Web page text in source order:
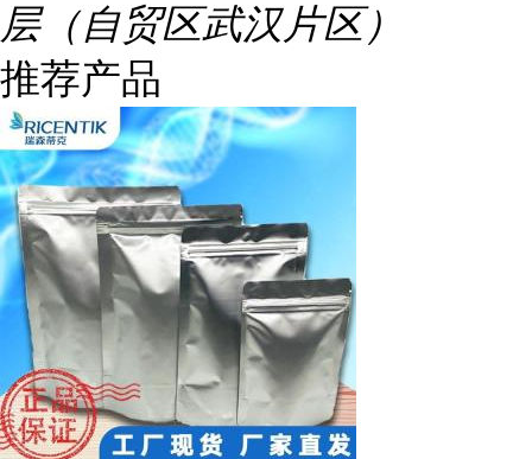
层（自贸区武汉片区）
推荐产品